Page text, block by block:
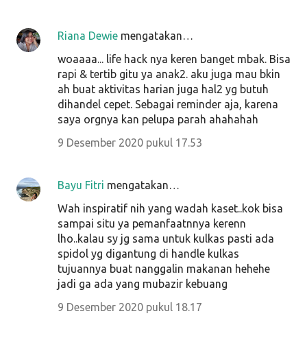
Riana Dewie mengatakan…
woaaaa... life hack nya keren banget mbak. Bisa
rapi & tertib gitu ya anak2. aku juga mau bkin
ah buat aktivitas harian juga hal2 yg butuh
dihandel cepet. Sebagai reminder aja, karena
saya orgnya kan pelupa parah ahahahah
9 Desember 2020 pukul 17.53
Bayu Fitri mengatakan…
Wah inspiratif nih yang wadah kaset..kok bisa
sampai situ ya pemanfaatnnya kerenn
lho..kalau sy jg sama untuk kulkas pasti ada
spidol yg digantung di handle kulkas
tujuannya buat nanggalin makanan hehehe
jadi ga ada yang mubazir kebuang
9 Desember 2020 pukul 18.17